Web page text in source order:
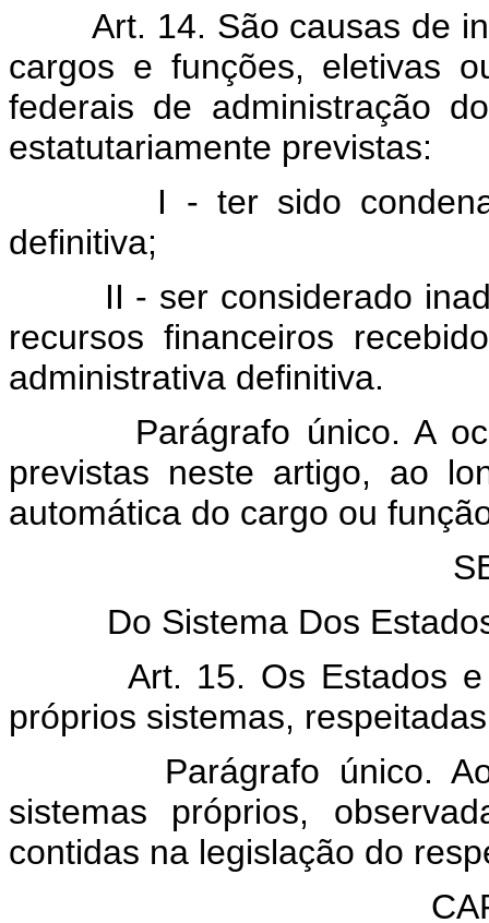
Art. 14. São causas de
cargos e funções, eletivas
federais de administração
estatutariamente previstas:
I - ter sido condenado
definitiva;
II - ser considerado
recursos financeiros
administrativa definitiva.
Parágrafo único. A
previstas neste artigo, ao
automática do cargo ou
Do Sistema Dos
Art. 15. Os Estados e o
próprios sistemas,
Parágrafo único. Aos
sistemas próprios,
contidas na legislação do